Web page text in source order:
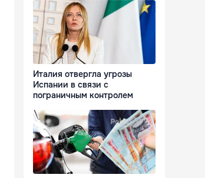
Италия отвергла угрозы
Испании в связи с
пограничным контролем